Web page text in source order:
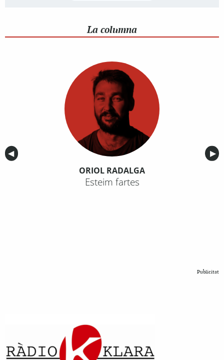
La columna
Anterior
◀︎ ▶︎
ORIOL RADALGA
Esteim fartes
Publicitat